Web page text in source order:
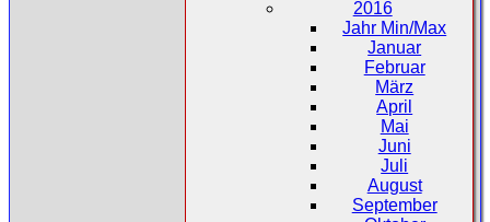
2016
Jahr Min/Max
Januar
Februar
März
April
Mai
Juni
Juli
August
September